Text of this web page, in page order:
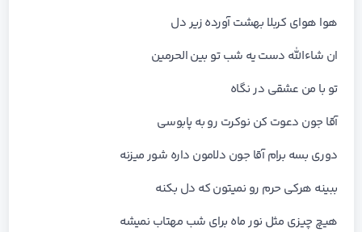
هوا هوای کربلا بهشت آورده زیر دل
ان شاءالله دست یه شب تو بین الحرمین
تو با من عشقی در نگاه
آقا جون دعوت کن نوکرت رو به پابوسی
دوری بسه برام آقا جون دلامون داره شور میزنه
ببینه هرکی حرم رو نمیتون که دل بکنه
هیچ چیزی مثل نور ماه برای شب مهتاب نمیشه